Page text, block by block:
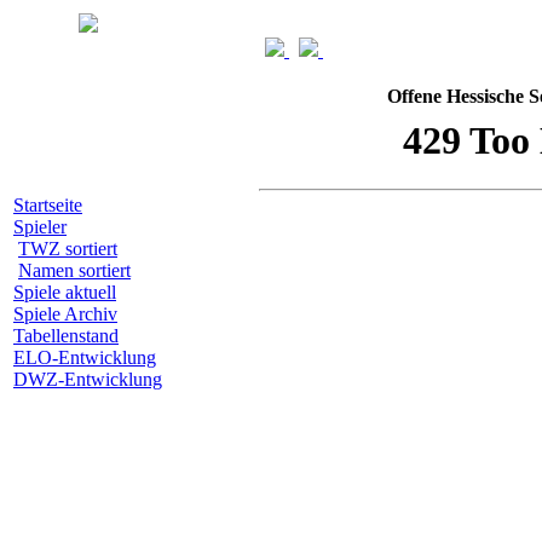
Startseite
Spieler
TWZ sortiert
Namen sortiert
Spiele aktuell
Spiele Archiv
Tabellenstand
ELO-Entwicklung
DWZ-Entwicklung
Offene Hessische